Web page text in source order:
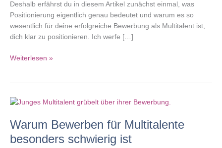
Deshalb erfährst du in diesem Artikel zunächst einmal, was
Positionierung eigentlich genau bedeutet und warum es so
wesentlich für deine erfolgreiche Bewerbung als Multitalent ist,
dich klar zu positionieren. Ich werfe […]
Positionierung
Weiterlesen »
Warum Bewerben für Multitalente
besonders schwierig ist